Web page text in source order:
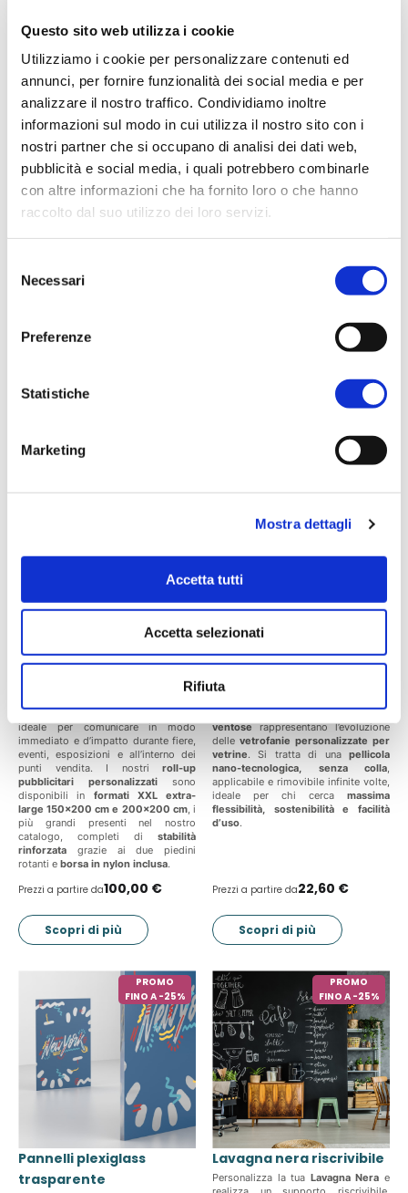
Questo sito web utilizza i cookie
Utilizziamo i cookie per personalizzare contenuti ed
annunci, per fornire funzionalità dei social media e per
analizzare il nostro traffico. Condividiamo inoltre
informazioni sul modo in cui utilizza il nostro sito con i
nostri partner che si occupano di analisi dei dati web,
pubblicità e social media, i quali potrebbero combinarle
con altre informazioni che ha fornito loro o che hanno
raccolto dal suo utilizzo dei loro servizi.
delNecessari
Preferenze
Statistiche
Marketing
Mostra dettagli
Accetta tutti
Accetta selezionati
Rifiuta
Totem 3 lati
soluzione espositiva progettata per
rendendo il messaggio sempre
da 3 mm di spessore
ad alto passaggio, punti vendita e
Roll-up monofacciali
(Classic/Deluxe)
personalizzati nella versione
base con sostegni rotanti) o interni
facili da montare e spostare, per
comunicare con semplicità i tuoi
versione Rollup
Deluxe, più eleganti e ideali per
da trasporto sempre
Lastampa di roll-upè la scelta
ideale per comunicare in modo
immediato e d’impatto durante fiere,
eventi, esposizioni e all’interno dei
punti vendita. I nostri roll-up
pubblicitari personalizzati sono
disponibili in formati XXL extra-
large 150x200 cm e 200x200 cm, i
più grandi presenti nel nostro
catalogo, completi di stabilità
rinforzata grazie ai due piedini
rotanti e borsa in nylon inclusa.
Prezzi a partire da100,00 €
Scopri di più
PROMO
FINO A -25%
Wally micro-ventose
Lepellicole Wally PET con micro-
ventoserappresentano l’evoluzione
delle vetrofanie personalizzate per
vetrine. Si tratta di una pellicola
nano-tecnologica, senza colla,
applicabile e rimovibile infinite volte,
ideale per chi cerca massima
flessibilità, sostenibilità e facilità
d’uso.
Prezzi a partire da22,60 €
Scopri di più
PROMO
FINO A -25%
Pannelli plexiglass
trasparente
PROMO
FINO A -25%
Lavagna nera riscrivibile
Personalizza la tua Lavagna Nera e